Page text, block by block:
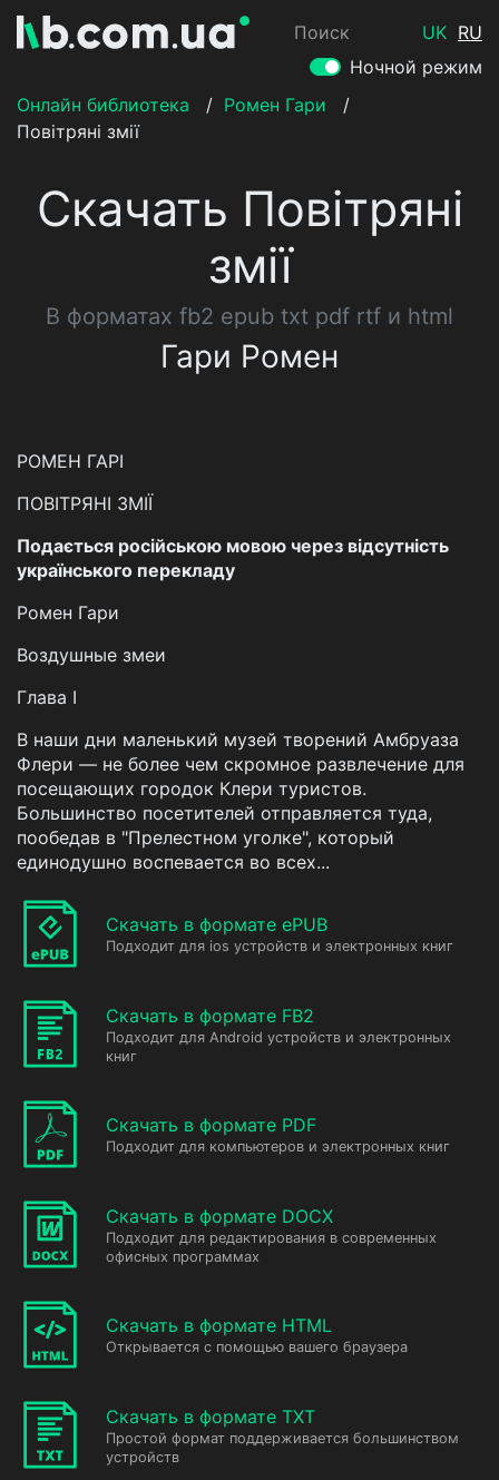
Поиск UK RU
Ночной режим
Онлайн библиотека
/ Ромен Гари
/
Повітряні змії
Скачать Повітряні
змії
В форматах fb2 epub txt pdf rtf и html
Гари Ромен
РОМЕН ГАРІ
ПОВІТРЯНІ ЗМІЇ
Подається російською мовою через відсутність
українського перекладу
Ромен Гари
Воздушные змеи
Глава I
В наши дни маленький музей творений Амбруаза
Флери — не более чем скромное развлечение для
посещающих городок Клери туристов.
Большинство посетителей отправляется туда,
пообедав в "Прелестном уголке", который
единодушно воспевается во всех...
Скачать в формате ePUB
Подходит для ios устройств и электронных книг
Скачать в формате FB2
Подходит для Android устройств и электронных
книг
Скачать в формате PDF
Подходит для компьютеров и электронных книг
Скачать в формате DOCX
Подходит для редактирования в современных
офисных программах
Скачать в формате HTML
Открывается с помощью вашего браузера
Скачать в формате TXT
Простой формат поддерживается большинством
устройств